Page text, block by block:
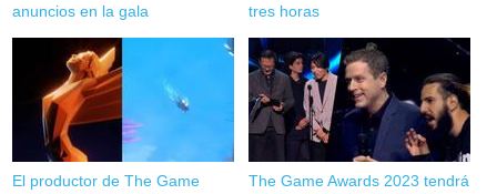
anuncios en la gala
tres horas
El productor de The Game
The Game Awards 2023 tendrá